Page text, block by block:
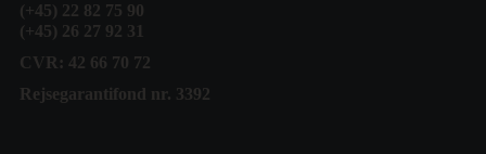
(+45) 22 82 75 90
(+45) 26 27 92 31
CVR: 42 66 70 72
Rejsegarantifond nr. 3392